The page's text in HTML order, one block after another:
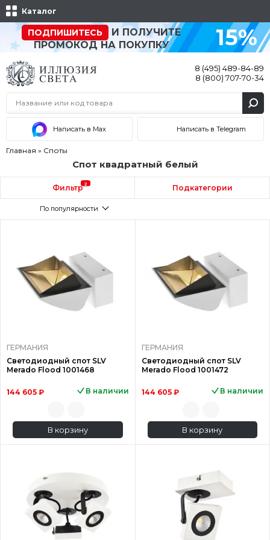
Каталог
ПОДПИШИТЕСЬ
И ПОЛУЧИТЕ
ПРОМОКОД НА ПОКУПКУ
15%
8 (495) 489-84-89
8 (800) 707-70-34
Написать в Max Написать в Telegram
Главная » Споты
Спот квадратный белый
Фильтр 2 Подкатегории
По популярности
ГЕРМАНИЯ
Светодиодный спот SLV
Merado Flood 1001468
144 605 ₽ В наличии
В корзину
ГЕРМАНИЯ
Светодиодный спот SLV
Merado Flood 1001472
144 605 ₽ В наличии
В корзину